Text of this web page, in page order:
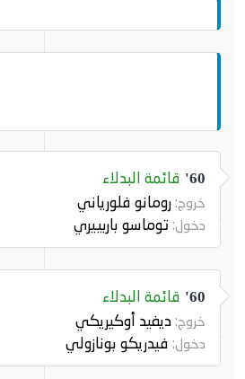
60' قائمة البدلاء
خروج:رومانو فلورياني
دخول:توماسو باربييري
60' قائمة البدلاء
خروج:ديفيد أوكيريكي
دخول: فيدريكو بونازولي